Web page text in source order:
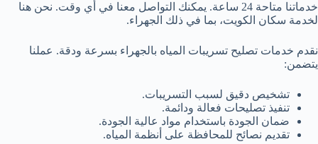
خدماتنا متاحة 24 ساعة. يمكنك التواصل معنا في أي وقت. نحن هنا
لخدمة سكان الكويت، بما في ذلك الجهراء.
نقدم خدمات تصليح تسريبات المياه بالجهراء بسرعة ودقة. عملنا
يتضمن:
تشخيص دقيق لسبب التسريبات.
تنفيذ تصليحات فعالة ودائمة.
ضمان الجودة باستخدام مواد عالية الجودة.
تقديم نصائح للمحافظة على أنظمة المياه.